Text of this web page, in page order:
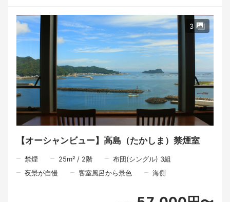
慌ただしい日常から少し離れ、ゆっくりと流れる朝のひととき。
ここで迎える朝が、旅の記憶の一つとなりますように。
※お食事は皆様同じ時間でのご案内となります。
一品一品を丁寧に仕上げ、心を込めてお届けするため、ご理解い
ただけますと幸いです。
3
【オーシャンビュー】高島（たかしま）禁煙室
禁煙 25m² / 2階
布団(シングル) 3組
夜景が自慢
客室風呂から景色 海側